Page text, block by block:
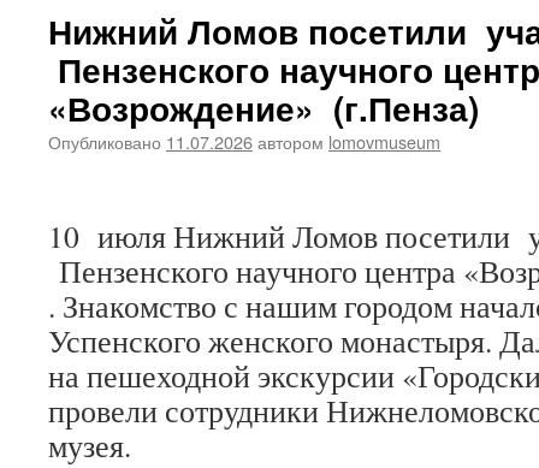
музей
приглашает
на
открытие
фотовыставки
«Многоликая
Нижний Ломов посетили
Пензенского научного
«Возрождение» (г.Пенза)
Опубликовано 11.07.2026автором lomovmuseum
10 июля Нижний Ломов посетили
Пензенского научного центра
. Знакомство с нашим городом
Успенского женского монастыря.
на пешеходной экскурсии
провели сотрудники
музея.